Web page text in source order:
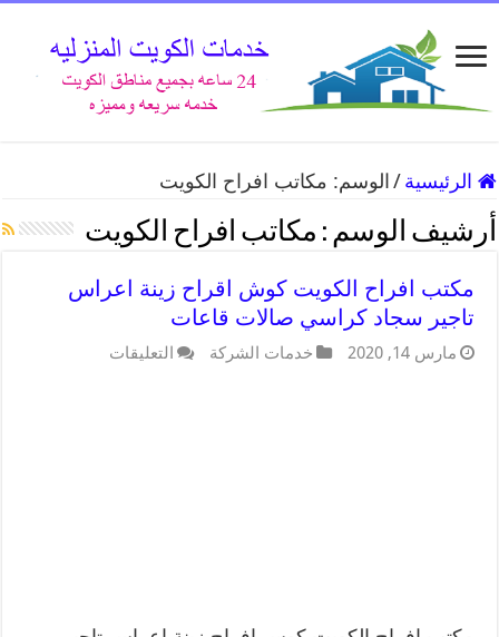
الرئيسية / الوسم: مكاتب افراح الكويت
أرشيف الوسم : مكاتب افراح الكويت
مكتب افراح الكويت كوش اقراح زينة اعراس
تاجير سجاد كراسي صالات قاعات
مارس 14, 2020 خدمات الشركة التعليقات